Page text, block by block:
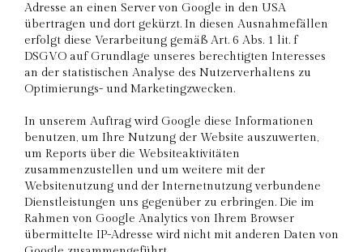
Adresse an einen Server von Google in den USA
übertragen und dort gekürzt. In diesen Ausnahmefällen
erfolgt diese Verarbeitung gemäß Art. 6 Abs. 1 lit. f
DSGVO auf Grundlage unseres berechtigten Interesses
an der statistischen Analyse des Nutzerverhaltens zu
Optimierungs- und Marketingzwecken.
In unserem Auftrag wird Google diese Informationen
benutzen, um Ihre Nutzung der Website auszuwerten,
um Reports über die Websiteaktivitäten
zusammenzustellen und um weitere mit der
Websitenutzung und der Internetnutzung verbundene
Dienstleistungen uns gegenüber zu erbringen. Die im
Rahmen von Google Analytics von Ihrem Browser
übermittelte IP-Adresse wird nicht mit anderen Daten von